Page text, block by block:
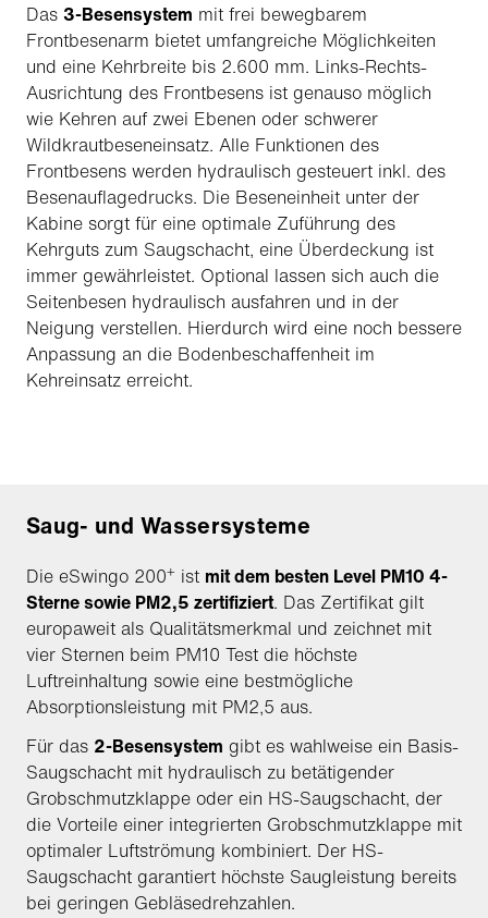
Das 3-Besensystem mit frei bewegbarem
Frontbesenarm bietet umfangreiche Möglichkeiten
und eine Kehrbreite bis 2.600 mm. Links-Rechts-
Ausrichtung des Frontbesens ist genauso möglich
wie Kehren auf zwei Ebenen oder schwerer
Wildkrautbeseneinsatz. Alle Funktionen des
Frontbesens werden hydraulisch gesteuert inkl. des
Besenauflagedrucks. Die Beseneinheit unter der
Kabine sorgt für eine optimale Zuführung des
Kehrguts zum Saugschacht, eine Überdeckung ist
immer gewährleistet. Optional lassen sich auch die
Seitenbesen hydraulisch ausfahren und in der
Neigung verstellen. Hierdurch wird eine noch bessere
Anpassung an die Bodenbeschaffenheit im
Kehreinsatz erreicht.
Saug- und Wassersysteme
Die eSwingo 200+ ist mit dem besten Level PM10 4-
Sterne sowie PM2,5 zertifiziert. Das Zertifikat gilt
europaweit als Qualitätsmerkmal und zeichnet mit
vier Sternen beim PM10 Test die höchste
Luftreinhaltung sowie eine bestmögliche
Absorptionsleistung mit PM2,5 aus.
Für das 2-Besensystem gibt es wahlweise ein Basis-
Saugschacht mit hydraulisch zu betätigender
Grobschmutzklappe oder ein HS-Saugschacht, der
die Vorteile einer integrierten Grobschmutzklappe mit
optimaler Luftströmung kombiniert. Der HS-
Saugschacht garantiert höchste Saugleistung bereits
bei geringen Gebläsedrehzahlen.